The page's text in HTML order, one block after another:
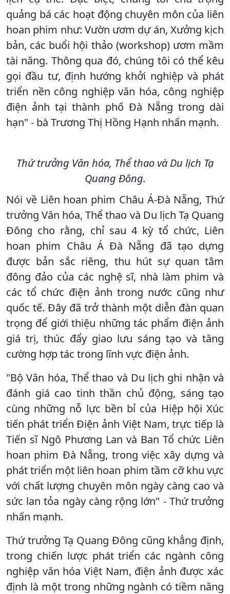
quảng bá các hoạt động chuyên môn của liên
hoan phim như: Vườn ươm dự án, Xưởng kịch
bản, các buổi hội thảo (workshop) ươm mầm
tài năng. Thông qua đó, chúng tôi có thể kêu
gọi đầu tư, định hướng khởi nghiệp và phát
triển nền công nghiệp văn hóa, công nghiệp
điện ảnh tại thành phố Đà Nẵng trong dài
hạn" - bà Trương Thị Hồng Hạnh nhấn mạnh.
Thứ trưởng Văn hóa, Thể thao và Du lịch Tạ
Quang Đông.
Nói về Liên hoan phim Châu Á-Đà Nẵng, Thứ
trưởng Văn hóa, Thể thao và Du lịch Tạ Quang
Đông cho rằng, chỉ sau 4 kỳ tổ chức, Liên
hoan phim Châu Á Đà Nẵng đã tạo dựng
được bản sắc riêng, thu hút sự quan tâm
đông đảo của các nghệ sĩ, nhà làm phim và
các tổ chức điện ảnh trong nước cũng như
quốc tế. Đây đã trở thành một diễn đàn quan
trọng để giới thiệu những tác phẩm điện ảnh
giá trị, thúc đẩy giao lưu sáng tạo và tăng
cường hợp tác trong lĩnh vực điện ảnh.
"Bộ Văn hóa, Thể thao và Du lịch ghi nhận và
đánh giá cao tinh thần chủ động, sáng tạo
cùng những nỗ lực bền bỉ của Hiệp hội Xúc
tiến phát triển Điện ảnh Việt Nam, trực tiếp là
Tiến sĩ Ngô Phương Lan và Ban Tổ chức Liên
hoan phim Đà Nẵng, trong việc xây dựng và
phát triển một liên hoan phim tầm cỡ khu vực
với chất lượng chuyên môn ngày càng cao và
sức lan tỏa ngày càng rộng lớn" - Thứ trưởng
nhấn mạnh.
Thứ trưởng Tạ Quang Đông cũng khẳng định,
trong chiến lược phát triển các ngành công
nghiệp văn hóa Việt Nam, điện ảnh được xác
định là một trong những ngành có tiềm năng